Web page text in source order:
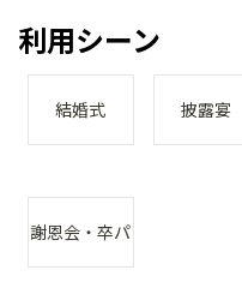
利用シーン
結婚式 披露宴
謝恩会・卒パ